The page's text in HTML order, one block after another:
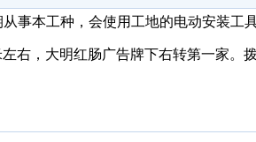
事本工种，会使用工地的电动安装工
左右，大明红肠广告牌下右转第一家。